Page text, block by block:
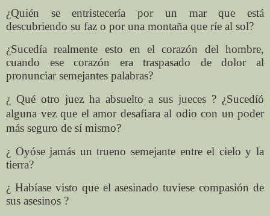
¿Quién se entristecería por un mar que está
descubriendo su faz o por una montaña que ríe al sol?
¿Sucedía realmente esto en el corazón del hombre,
cuando ese corazón era traspasado de dolor al
pronunciar semejantes palabras?
¿ Qué otro juez ha absueltoa sus jueces ? ¿Sucedíó
alguna vez que el amor desafiara al odio con un poder
más seguro de sí mismo?
¿ Oyóse jamás un trueno semejante entre el cielo y la
tierra?
¿ Habíase visto que el asesinado tuviese compasión de
sus asesinos ?